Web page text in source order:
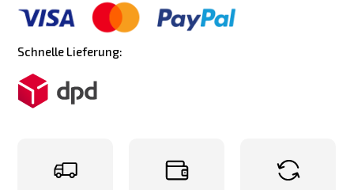
Schnelle Lieferung: